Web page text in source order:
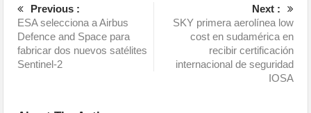
Previous :
ESA selecciona a Airbus
Defence and Space para
fabricar dos nuevos satélites
Sentinel-2
Next :
SKY primera aerolínea low
cost en sudamérica en
recibir certificación
internacional de seguridad
IOSA